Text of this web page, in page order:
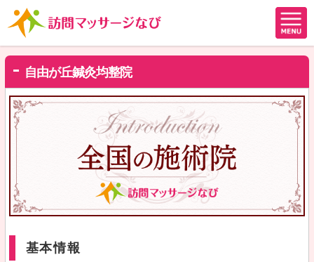
自由が丘鍼灸均整院
基本情報